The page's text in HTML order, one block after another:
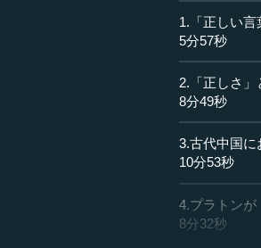
1.「正しい
5分57秒
2.「正しさ
8分49秒
3.古代中国
10分53秒
4.プラトンが
8分32秒